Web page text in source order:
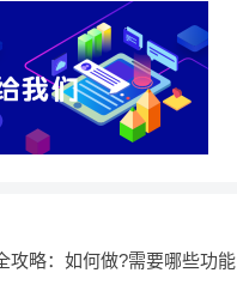
攻略：如何做?需要哪些功能